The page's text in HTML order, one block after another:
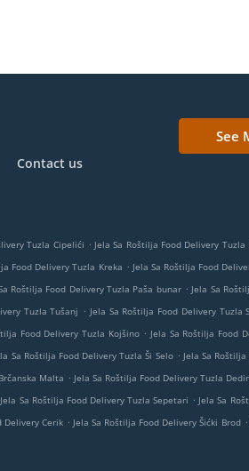
Contact us
See
Tuzla Cipelići . Jela Sa Roštilja Food Delivery Tuzla
Food Delivery Tuzla Kreka . Jela Sa Roštilja Food
Roštilja Food Delivery Tuzla Paša bunar . Jela Sa
Tuzla Tušanj . Jela Sa Roštilja Food Delivery Tuzla
Food Delivery Tuzla Kojšino . Jela Sa Roštilja Food
Sa Roštilja Food Delivery Tuzla Ši Selo . Jela Sa
Malta . Jela Sa Roštilja Food Delivery Tuzla
Jela Sa Roštilja Food Delivery Tuzla Sepetari . Jela Sa
Delivery Cerik . Jela Sa Roštilja Food Delivery Šićki Brod .